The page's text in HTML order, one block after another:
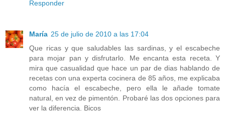
Responder
María 25 de julio de 2010 a las 17:04
Que ricas y que saludables las sardinas, y el escabeche
para mojar pan y disfrutarlo. Me encanta esta receta. Y
mira que casualidad que hace un par de dias hablando de
recetas con una experta cocinera de 85 años, me explicaba
como hacía el escabeche, pero ella le añade tomate
natural, en vez de pimentón. Probaré las dos opciones para
ver la diferencia. Bicos